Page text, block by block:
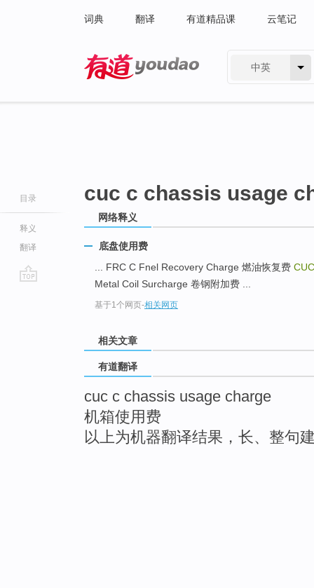
词典 翻译 有道精品课 云笔记
中英
目录
释义
翻译
cuc c chassis usage
网络释义
底盘使用费
... FRC C Fnel Recovery Charge 燃油恢复费
Metal Coil Surcharge 卷钢附加费 ...
基于1个网页-相关网页
相关文章
有道翻译
cuc c chassis usage charge
机箱使用费
以上为机器翻译结果，长、整句